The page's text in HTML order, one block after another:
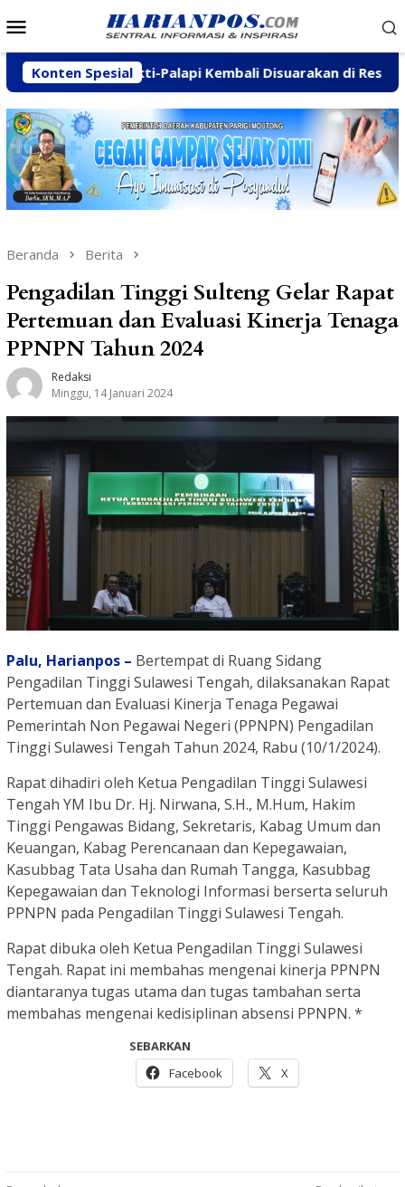
ke
Mobile
Konten Spesial
Palapi Kembali Disuarakan di Reses Mastulah
Beranda Berita
Pengadilan Tinggi Sulteng Gelar Rapat
Pertemuan dan Evaluasi Kinerja Tenaga
PPNPN Tahun 2024
Redaksi
Minggu, 14 Januari 2024
Palu, Harianpos – Bertempat di Ruang Sidang
Pengadilan Tinggi Sulawesi Tengah, dilaksanakan Rapat
Pertemuan dan Evaluasi Kinerja Tenaga Pegawai
Pemerintah Non Pegawai Negeri (PPNPN) Pengadilan
Tinggi Sulawesi Tengah Tahun 2024, Rabu (10/1/2024).
Rapat dihadiri oleh Ketua Pengadilan Tinggi Sulawesi
Tengah YM Ibu Dr. Hj. Nirwana, S.H., M.Hum, Hakim
Tinggi Pengawas Bidang, Sekretaris, Kabag Umum dan
Keuangan, Kabag Perencanaan dan Kepegawaian,
Kasubbag Tata Usaha dan Rumah Tangga, Kasubbag
Kepegawaian dan Teknologi Informasi berserta seluruh
PPNPN pada Pengadilan Tinggi Sulawesi Tengah.
Rapat dibuka oleh Ketua Pengadilan Tinggi Sulawesi
Tengah. Rapat ini membahas mengenai kinerja PPNPN
diantaranya tugas utama dan tugas tambahan serta
membahas mengenai kedisiplinan absensi PPNPN. *
SEBARKAN
Facebook
X